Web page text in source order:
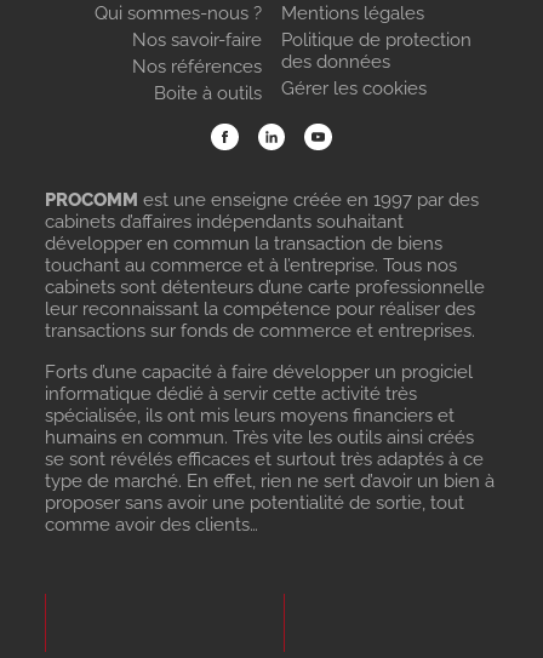
Qui sommes-nous ?
Nos savoir-faire
Nos références
Boite à outils
Mentions légales
Politique de protection
des données
Gérer les cookies
PROCOMM est une enseigne créée en 1997 par des
cabinets d’affaires indépendants souhaitant
développer en commun la transaction de biens
touchant au commerce et à l’entreprise. Tous nos
cabinets sont détenteurs d’une carte professionnelle
leur reconnaissant la compétence pour réaliser des
transactions sur fonds de commerce et entreprises.
Forts d’une capacité à faire développer un progiciel
informatique dédié à servir cette activité très
spécialisée, ils ont mis leurs moyens financiers et
humains en commun. Très vite les outils ainsi créés
se sont révélés efficaces et surtout très adaptés à ce
type de marché. En effet, rien ne sert d’avoir un bien à
proposer sans avoir une potentialité de sortie, tout
comme avoir des clients…